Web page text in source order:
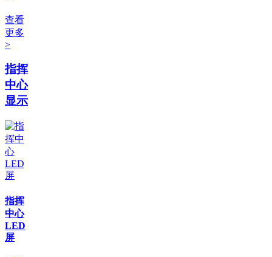
查看
更多
>
指挥
中心
显示
指挥
中心
LED
屏